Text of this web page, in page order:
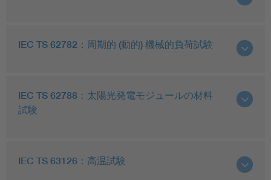
IEC TS 62782：周期的 (動的) 機械的負荷試験
IEC TS 62788：太陽光発電モジュールの材料
試験
IEC TS 63126：高温試験